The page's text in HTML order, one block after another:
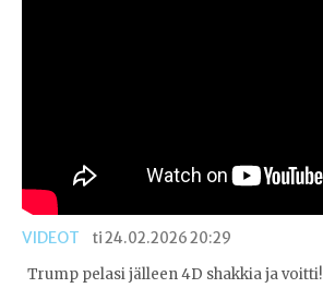
VIDEOT
ti 24.02.2026 20:29
Trump pelasi jälleen 4D shakkia ja